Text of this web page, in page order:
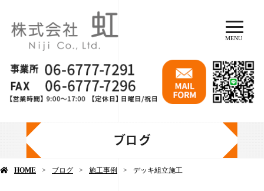
MENU
ブログ
HOME ブログ 施工事例 デッキ組立施工